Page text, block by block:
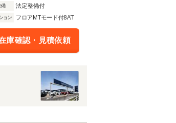
備 法定整備付
ョン フロアMTモード付8AT
庫確認・見積依頼